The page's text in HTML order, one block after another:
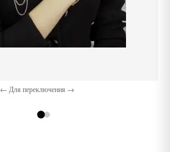
← Для переключения →